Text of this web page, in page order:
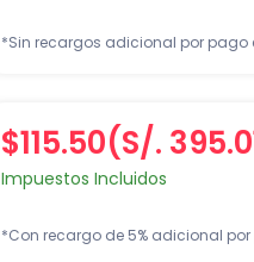
*Sin recargos adicional por pago
$115.50(S/.
Impuestos Incluidos
*Con recargo de 5% adicional